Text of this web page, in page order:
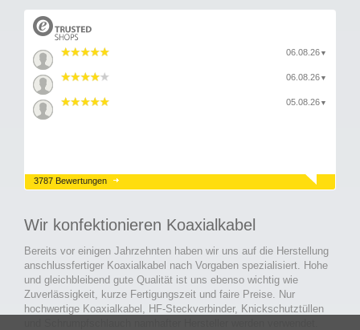
06.08.26 ▼
06.08.26 ▼
05.08.26 ▼
3787 Bewertungen
Wir konfektionieren Koaxialkabel
Bereits vor einigen Jahrzehnten haben wir uns auf die Herstellung
anschlussfertiger Koaxialkabel nach Vorgaben spezialisiert. Hohe
und gleichbleibend gute Qualität ist uns ebenso wichtig wie
Zuverlässigkeit, kurze Fertigungszeit und faire Preise. Nur
hochwertige Koaxialkabel, HF-Steckverbinder, Knickschutztüllen